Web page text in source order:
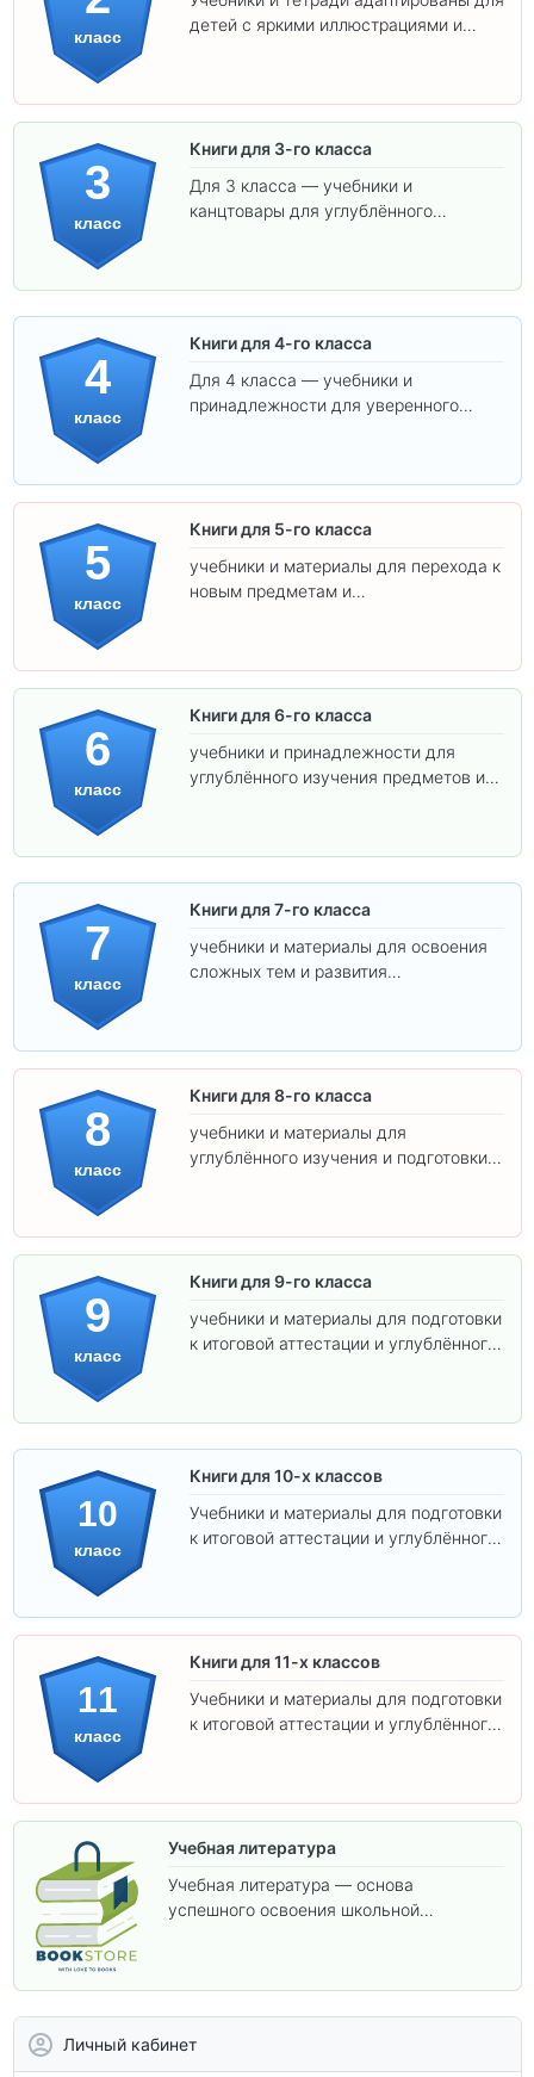
класс
детей с яркими иллюстрациями и
3
класс
Книги для 3-го класса
Для 3 класса — учебники и
канцтовары для углублённого
4
класс
Книги для 4-го класса
Для 4 класса — учебники и
принадлежности для уверенного
5
класс
Книги для 5-го класса
учебники и материалы для перехода к
новым предметам и
6
класс
Книги для 6-го класса
учебники и принадлежности для
углублённого изучения предметов и
7
класс
Книги для 7-го класса
учебники и материалы для освоения
сложных тем и развития
8
класс
Книги для 8-го класса
учебники и материалы для
углублённого изучения и подготовки к
9
класс
Книги для 9-го класса
учебники и материалы для подготовки
к итоговой аттестации и углублённого
10
класс
Книги для 10-х классов
Учебники и материалы для подготовки
к итоговой аттестации и углублённого
11
класс
Книги для 11-х классов
Учебники и материалы для подготовки
к итоговой аттестации и углублённого
Учебная литература
Учебная литература — основа
успешного освоения школьной
Личный кабинет